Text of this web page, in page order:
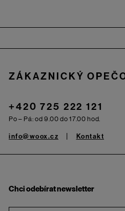
ZÁKAZNICKÝ
+420 725 222 121
Po – Pá: od 9.00 do 17.00 hod.
info@woox.cz Kontakt
Chci odebírat newsletter